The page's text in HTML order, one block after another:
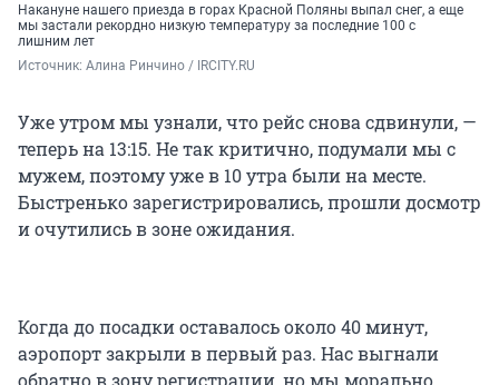
Накануне нашего приезда в горах Красной Поляны выпал снег, а еще
мы застали рекордно низкую температуру за последние 100 с
лишним лет
Источник: Алина Ринчино / IRCITY.RU
Уже утром мы узнали, что рейс снова сдвинули, —
теперь на 13:15. Не так критично, подумали мы с
мужем, поэтому уже в 10 утра были на месте.
Быстренько зарегистрировались, прошли досмотр
и очутились в зоне ожидания.
Когда до посадки оставалось около 40 минут,
аэропорт закрыли в первый раз. Нас выгнали
обратно в зону регистрации, но мы морально